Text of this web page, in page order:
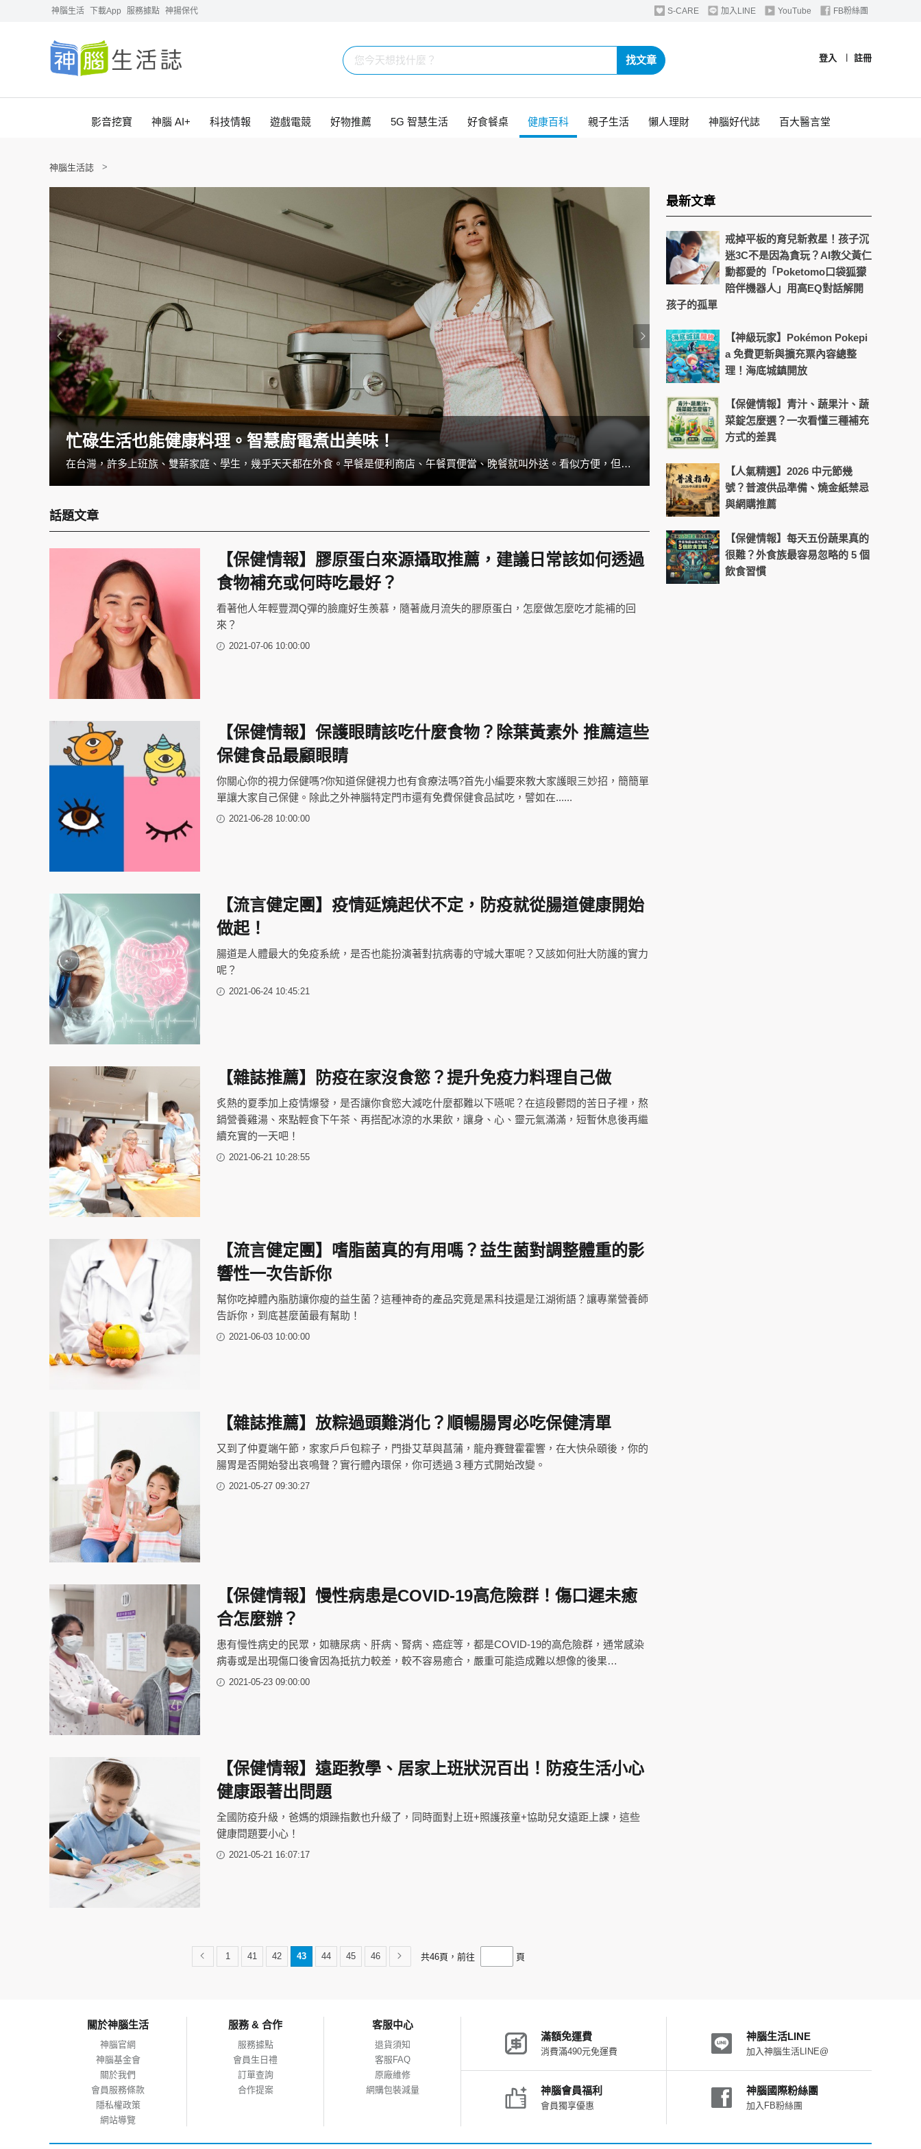
神腦生活 下載App 服務據點 神揚保代 S-CARE 加入LINE YouTube FB粉絲團
登入 註冊
找文章
影音挖寶 神腦 AI+ 科技情報 遊戲電競 好物推薦 5G 智慧生活 好食餐桌 健康百科 親子生活 懶人理財 神腦好代誌 百大醫言堂
神腦生活誌
忙碌生活也能健康料理。智慧廚電煮出美味！
在台灣，許多上班族、雙薪家庭、學生，幾乎天天都在外食。早餐是便利商店、午餐買便當、晚餐就叫外送。看似方便，但吃久了不是油膩過量、就是營養失衡，很多人都想吃得健康，但就是沒辦法。 其實根本問題不是「想不想煮」，而是 「煮飯耗時太長」。這也是為什麼近幾年廚房小家電愈來愈受到歡迎，因為它們能把「煮飯」變得更快速、簡單，甚至比外食還要方便。
天天盯螢幕好累？4招找回晶亮舒
話題文章
【保健情報】膠原蛋白來源攝取推薦，建議日常該如何透過
食物補充或何時吃最好？
看著他人年輕豐潤Q彈的臉龐好生羨慕，隨著歲月流失的膠原蛋白，怎麼做怎麼吃才能補的回
來？
2021-07-06 10:00:00
【保健情報】保護眼睛該吃什麼食物？除葉黃素外 推薦這些
保健食品最顧眼睛
你關心你的視力保健嗎?你知道保健視力也有食療法嗎?首先小編要來教大家護眼三妙招，簡簡單
單讓大家自己保健。除此之外神腦特定門市還有免費保健食品試吃，譬如在......
2021-06-28 10:00:00
【流言健定團】疫情延燒起伏不定，防疫就從腸道健康開始
做起！
腸道是人體最大的免疫系統，是否也能扮演著對抗病毒的守城大軍呢？又該如何壯大防護的實力
呢？
2021-06-24 10:45:21
【雜誌推薦】防疫在家沒食慾？提升免疫力料理自己做
炙熱的夏季加上疫情爆發，是否讓你食慾大減吃什麼都難以下嚥呢？在這段鬱悶的苦日子裡，熬
鍋營養雞湯、來點輕食下午茶、再搭配冰涼的水果飲，讓身、心、靈元氣滿滿，短暫休息後再繼
續充實的一天吧！
2021-06-21 10:28:55
【流言健定團】嗜脂菌真的有用嗎？益生菌對調整體重的影
響性一次告訴你
幫你吃掉體內脂肪讓你瘦的益生菌？這種神奇的產品究竟是黑科技還是江湖術語？讓專業營養師
告訴你，到底甚麼菌最有幫助！
2021-06-03 10:00:00
【雜誌推薦】放粽過頭難消化？順暢腸胃必吃保健清單
又到了仲夏端午節，家家戶戶包粽子，門掛艾草與菖蒲，龍舟賽聲霍霍響，在大快朵頤後，你的
腸胃是否開始發出哀鳴聲？實行體內環保，你可透過３種方式開始改變。
2021-05-27 09:30:27
【保健情報】慢性病患是COVID-19高危險群！傷口遲未癒
合怎麼辦？
患有慢性病史的民眾，如糖尿病、肝病、腎病、癌症等，都是COVID-19的高危險群，通常感染
病毒或是出現傷口後會因為抵抗力較差，較不容易癒合，嚴重可能造成難以想像的後果…
2021-05-23 09:00:00
【保健情報】遠距教學、居家上班狀況百出！防疫生活小心
健康跟著出問題
全國防疫升級，爸媽的煩躁指數也升級了，同時面對上班+照護孩童+協助兒女遠距上課，這些
健康問題要小心！
2021-05-21 16:07:17
1 41 42 43 44 45 46 共46頁，前往 頁
最新文章
戒掉平板的育兒新救星！孩子沉
迷3C不是因為貪玩？AI教父黃仁
勳都愛的「Poketomo口袋狐獴
陪伴機器人」用高EQ對話解開
孩子的孤單
【神級玩家】Pokémon Pokepi
a 免費更新與擴充票內容總整
理！海底城鎮開放
【保健情報】青汁、蔬果汁、蔬
菜錠怎麼選？一次看懂三種補充
方式的差異
【人氣精選】2026 中元節幾
號？普渡供品準備、燒金紙禁忌
與網購推薦
【保健情報】每天五份蔬果真的
很難？外食族最容易忽略的 5 個
飲食習慣
關於神腦生活
神腦官網
神腦基金會
關於我們
會員服務條款
隱私權政策
網站導覽
服務 & 合作
服務據點
會員生日禮
訂單查詢
合作提案
客服中心
退貨須知
客服FAQ
原廠維修
網購包裝減量
滿額免運費
消費滿490元免運費
神腦生活LINE
加入神腦生活LINE@
神腦會員福利
會員獨享優惠
神腦國際粉絲團
加入FB粉絲團